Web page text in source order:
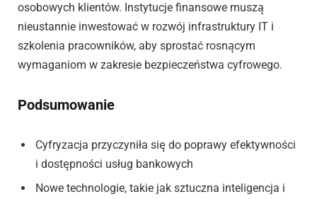
osobowych klientów. Instytucje finansowe muszą
nieustannie inwestować w rozwój infrastruktury IT i
szkolenia pracowników, aby sprostać rosnącym
wymaganiom w zakresie bezpieczeństwa cyfrowego.
Podsumowanie
Cyfryzacja przyczyniła się do poprawy efektywności
i dostępności usług bankowych
Nowe technologie, takie jak sztuczna inteligencja i